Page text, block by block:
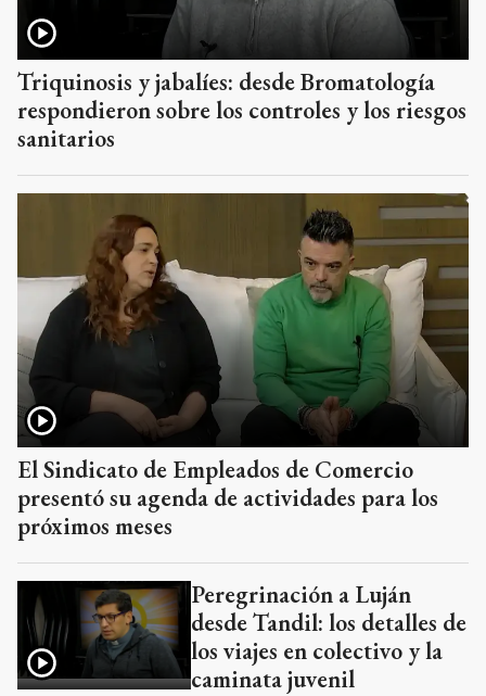
Triquinosis y jabalíes: desde Bromatología
respondieron sobre los controles y los riesgos
sanitarios
El Sindicato de Empleados de Comercio
presentó su agenda de actividades para los
próximos meses
Peregrinación a Luján
desde Tandil: los detalles de
los viajes en colectivo y la
caminata juvenil